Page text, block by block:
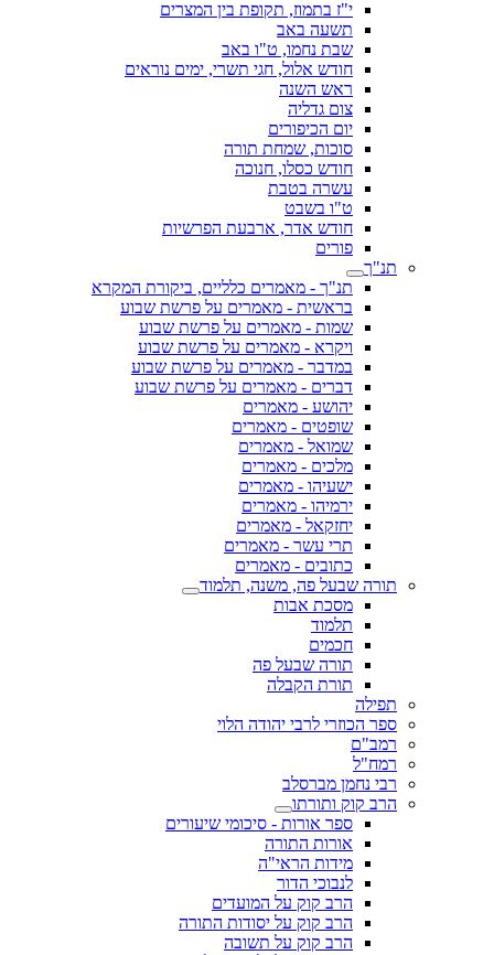
י"ז בתמוז, תקופת בין המצרים
תשעה באב
שבת נחמו, ט"ו באב
חודש אלול, חגי תשרי, ימים נוראים
ראש השנה
צום גדליה
יום הכיפורים
סוכות, שמחת תורה
חודש כסלו, חנוכה
עשרה בטבת
ט"ו בשבט
חודש אדר, ארבעת הפרשיות
פורים
תנ"ך
תנ"ך - מאמרים כלליים, ביקורת המקרא
בראשית - מאמרים על פרשת שבוע
שמות - מאמרים על פרשת שבוע
ויקרא - מאמרים על פרשת שבוע
במדבר - מאמרים על פרשת שבוע
דברים - מאמרים על פרשת שבוע
יהושע - מאמרים
שופטים - מאמרים
שמואל - מאמרים
מלכים - מאמרים
ישעיהו - מאמרים
ירמיהו - מאמרים
יחזקאל - מאמרים
תרי עשר - מאמרים
כתובים - מאמרים
תורה שבעל פה, משנה, תלמוד
מסכת אבות
תלמוד
חכמים
תורה שבעל פה
תורת הקבלה
תפילה
ספר הכוזרי לרבי יהודה הלוי
רמב"ם
רמח"ל
רבי נחמן מברסלב
הרב קוק ותורתו
ספר אורות - סיכומי שיעורים
אורות התורה
מידות הראי"ה
לנבוכי הדור
הרב קוק על המועדים
הרב קוק על יסודות התורה
הרב קוק על תשובה